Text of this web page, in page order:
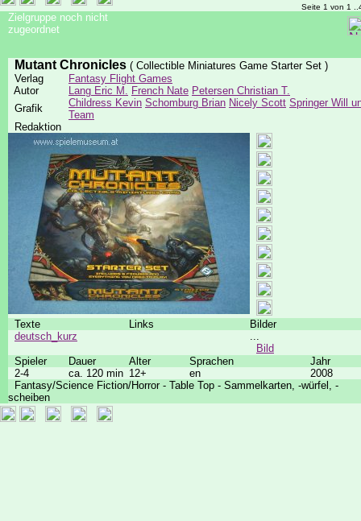
Seite 1 von 1
Zielgruppe noch nicht
zugeordnet
Mutant Chronicles ( Collectible Miniatures Game Starter Set )
Verlag
Fantasy Flight Games
Autor
Lang Eric M. French Nate Petersen Christian T.
Grafik
Childress Kevin Schomburg Brian Nicely Scott Springer Will
Team
Redaktion
Texte Links
Bilder
deutsch_kurz
...
Bild
Spieler
Dauer Alter Sprachen
Jahr
2-4
ca. 120 min 12+ en
2008
Fantasy/Science Fiction/Horror - Table Top - Sammelkarten, -würfel, -
scheiben